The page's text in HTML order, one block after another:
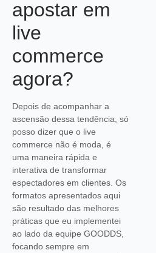
apostar em
live
commerce
agora?
Depois de acompanhar a
ascensão dessa tendência, só
posso dizer que o live
commerce não é moda, é
uma maneira rápida e
interativa de transformar
espectadores em clientes. Os
formatos apresentados aqui
são resultado das melhores
práticas que eu implementei
ao lado da equipe GOODDS,
focando sempre em